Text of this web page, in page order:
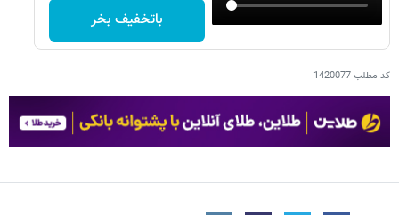
باتخفیف بخر
کد مطلب1420077